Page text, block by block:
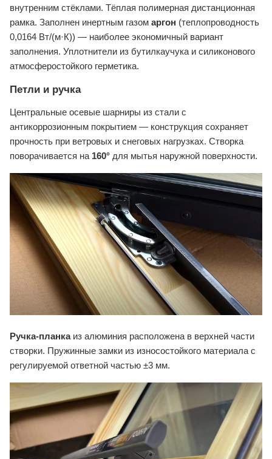
внутренним стёклами. Тёплая полимерная дистанционная
рамка. Заполнен инертным газом аргон (теплопроводность
0,0164 Вт/(м·К)) — наиболее экономичный вариант
заполнения. Уплотнители из бутилкаучука и силиконового
атмосферостойкого герметика.
Петли и ручка
Центральные осевые шарниры из стали с
антикоррозионным покрытием — конструкция сохраняет
прочность при ветровых и снеговых нагрузках. Створка
поворачивается на 160° для мытья наружной поверхности.
Ручка-планкаиз алюминия расположена в верхней части
створки. Пружинные замки из износостойкого материала с
регулируемой ответной частью ±3 мм.